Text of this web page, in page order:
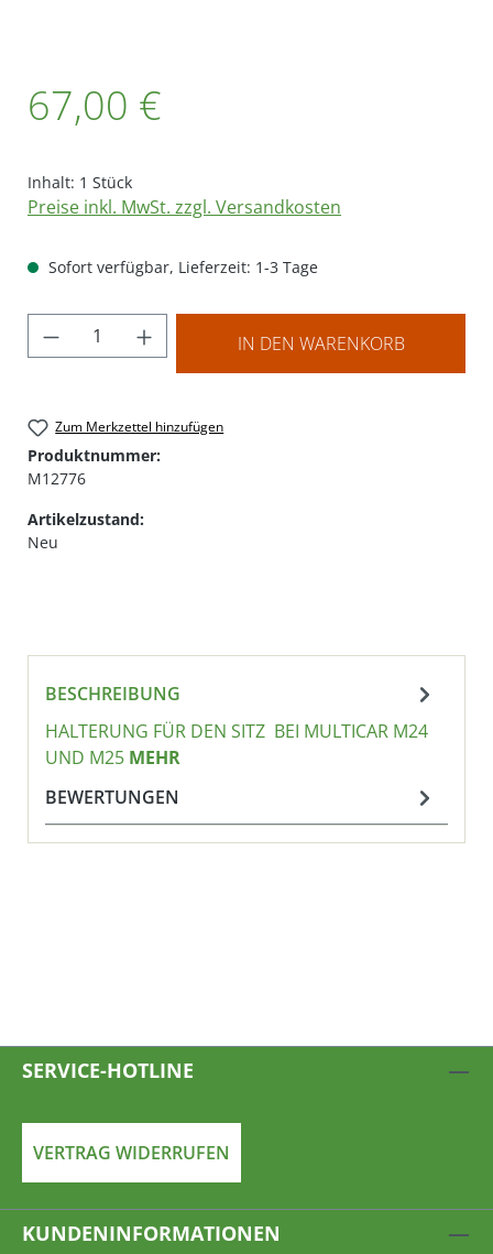
67,00 €
Inhalt: 1 Stück
Preise inkl. MwSt. zzgl. Versandkosten
Sofort verfügbar, Lieferzeit: 1-3 Tage
Produkt Anzahl: Gib den gewünschten
IN DEN WARENKORB
Zum Merkzettel hinzufügen
Produktnummer:
M12776
Artikelzustand:
Neu
BESCHREIBUNG
HALTERUNG FÜR DEN SITZ BEI MULTICAR M24
UND M25 MEHR
BEWERTUNGEN
SERVICE-HOTLINE
VERTRAG WIDERRUFEN
KUNDENINFORMATIONEN